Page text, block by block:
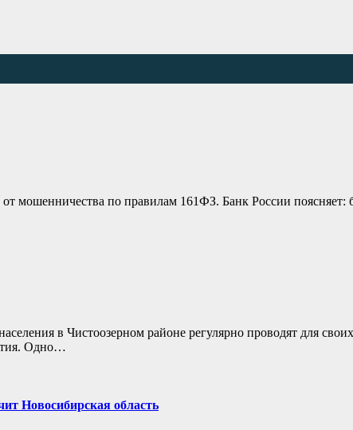
мошенничества по правилам 161ФЗ. Банк России поясняет:
в Чистоозерном районе регулярно проводят для своих
Одно…
Новосибирская область